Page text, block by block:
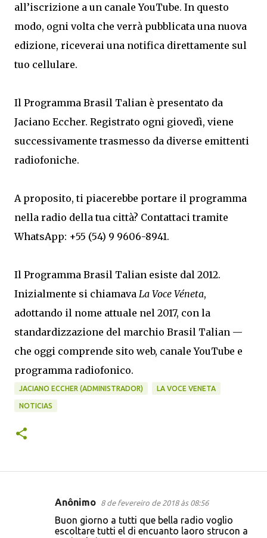
all’iscrizione a un canale YouTube. In questo
modo, ogni volta che verrà pubblicata una nuova
edizione, riceverai una notifica direttamente sul
tuo cellulare.
Il Programma Brasil Talian è presentato da
Jaciano Eccher. Registrato ogni giovedì, viene
successivamente trasmesso da diverse emittenti
radiofoniche.
A proposito, ti piacerebbe portare il programma
nella radio della tua città? Contattaci tramite
WhatsApp: +55 (54) 9 9606-8941.
Il Programma Brasil Talian esiste dal 2012.
Inizialmente si chiamava La Voce Véneta,
adottando il nome attuale nel 2017, con la
standardizzazione del marchio Brasil Talian —
che oggi comprende sito web, canale YouTube e
programma radiofonico.
JACIANO ECCHER (ADMINISTRADOR) LA VOCE VENETA
NOTICIAS
Anônimo 8 de fevereiro de 2018 às 08:56
Buon giorno a tutti que bella radio voglio
escoltare tutti el di encuanto laoro strucon a